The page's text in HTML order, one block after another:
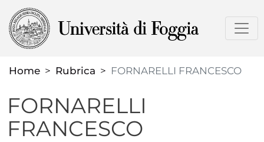
al
contenuto
Home
Rubrica FORNARELLI FRANCESCO
FORNARELLI
FRANCESCO